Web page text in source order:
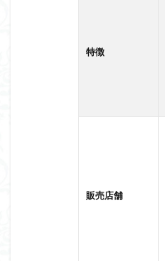
特徴
販売店舗